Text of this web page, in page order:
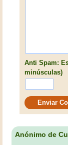
Anti Spam:
minúsculas)
Anónimo de